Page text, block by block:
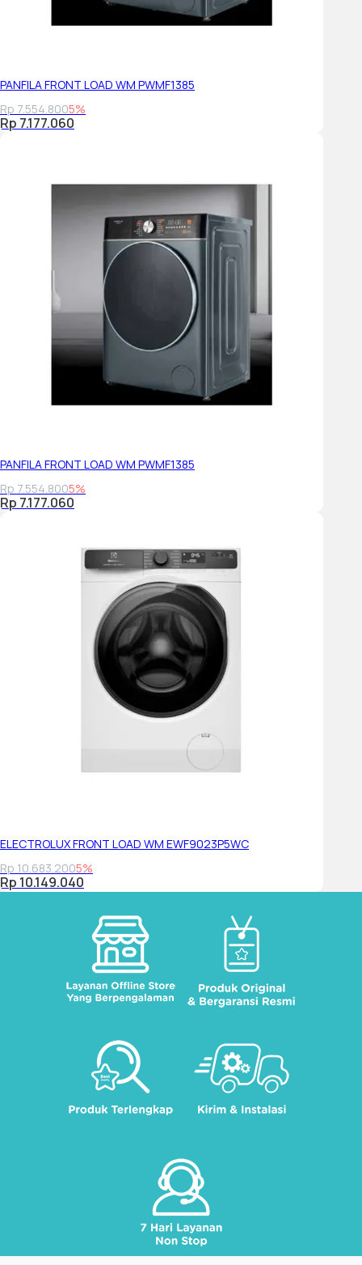
PANFILA FRONT LOAD WM PWMF1385
Rp 7.554.8005%
Rp 7.177.060
PANFILA FRONT LOAD WM PWMF1385
Rp 7.554.8005%
Rp 7.177.060
ELECTROLUX FRONT LOAD WM EWF9023P5WC
Rp 10.683.2005%
Rp 10.149.040